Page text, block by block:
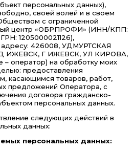
персональных данных),
своей волей и в своем
с ограниченной
центр «ОБРПРОФИ» (ИНН/КПП:
1205000021126),
адресу: 426008, УДМУРТСКАЯ
ИЖЕВСК, Г ИЖЕВСК, УЛ КИРОВА,
оператор) на обработку моих
предоставления
касающимся товаров, работ,
предложений Оператора, с
договора гражданско-
персональных данных.
следующих действий в
данных:
персональных данных: